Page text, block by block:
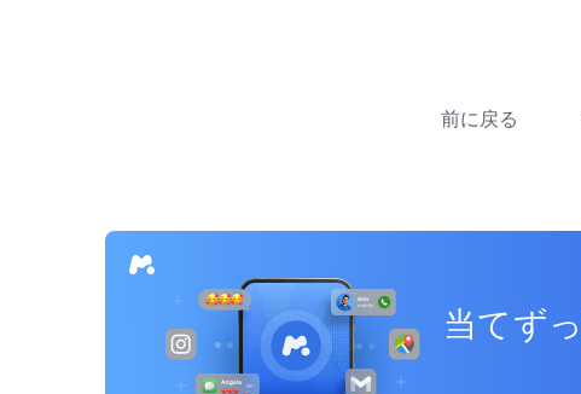
ゲ
ー
シ
ョ
前に戻る
当てず